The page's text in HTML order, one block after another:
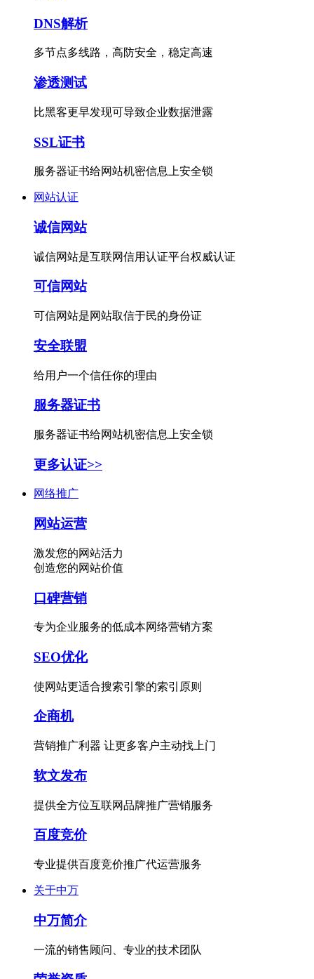
DNS解析
多节点多线路，高防安全，稳定高速
渗透测试
比黑客更早发现可导致企业数据泄露
SSL证书
服务器证书给网站机密信息上安全锁
网站认证
诚信网站
诚信网站是互联网信用认证平台权威认证
可信网站
可信网站是网站取信于民的身份证
安全联盟
给用户一个信任你的理由
服务器证书
服务器证书给网站机密信息上安全锁
更多认证>>
网络推广
网站运营
激发您的网站活力
创造您的网站价值
口碑营销
专为企业服务的低成本网络营销方案
SEO优化
使网站更适合搜索引擎的索引原则
企商机
营销推广利器 让更多客户主动找上门
软文发布
提供全方位互联网品牌推广营销服务
百度竞价
专业提供百度竞价推广代运营服务
关于中万
中万简介
一流的销售顾问、专业的技术团队